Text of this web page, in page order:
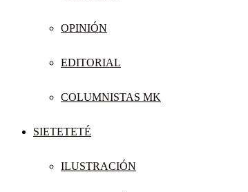
OPINIÓN
EDITORIAL
COLUMNISTAS MK
SIETETETÉ
ILUSTRACIÓN